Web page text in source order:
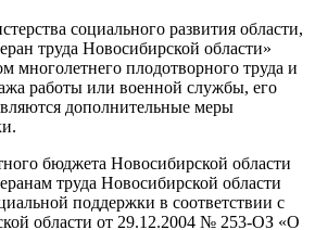
социального развития области,
труда Новосибирской области»
многолетнего плодотворного труда и
работы или военной службы, его
дополнительные меры
бюджета Новосибирской области
труда Новосибирской области
поддержки в соответствии с
области от 29.12.2004 № 253-ОЗ «О